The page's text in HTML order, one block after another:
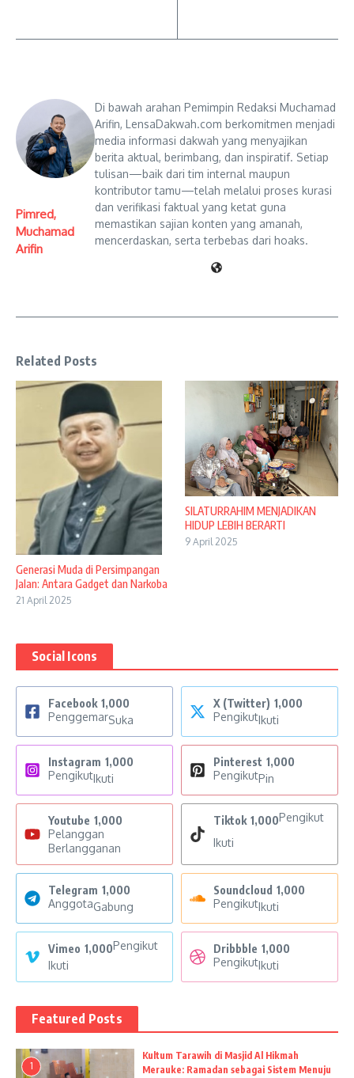
Pimred,
Muchamad
Arifin
Di bawah arahan Pemimpin Redaksi Muchamad
Arifin, LensaDakwah.com berkomitmen menjadi
media informasi dakwah yang menyajikan
berita aktual, berimbang, dan inspiratif. Setiap
tulisan—baik dari tim internal maupun
kontributor tamu—telah melalui proses kurasi
dan verifikasi faktual yang ketat guna
memastikan sajian konten yang amanah,
mencerdaskan, serta terbebas dari hoaks.
Related Posts
Generasi Muda di Persimpangan
Jalan: Antara Gadget dan Narkoba
21 April 2025
SILATURRAHIM MENJADIKAN
HIDUP LEBIH BERARTI
9 April 2025
Social Icons
Facebook 1,000
PenggemarSuka
X (Twitter) 1,000
PengikutIkuti
Instagram 1,000
PengikutIkuti
Pinterest 1,000
PengikutPin
Youtube 1,000
Pelanggan
Berlangganan
Tiktok 1,000Pengikut
Ikuti
Telegram 1,000
AnggotaGabung
Soundcloud 1,000
PengikutIkuti
Vimeo 1,000Pengikut
Ikuti
Dribbble 1,000
PengikutIkuti
Featured Posts
1
Kultum Tarawih di Masjid Al Hikmah
Merauke: Ramadan sebagai Sistem Menuju